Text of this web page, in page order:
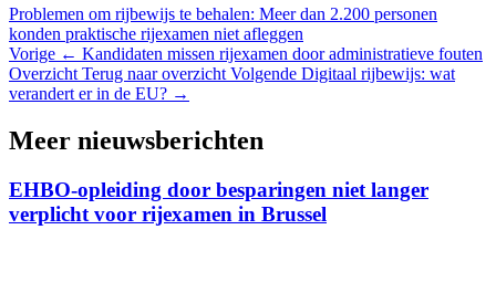
Problemen om rijbewijs te behalen: Meer dan 2.200 personen
konden praktische rijexamen niet afleggen
Vorige ← Kandidaten missen rijexamen door administratieve fouten
Overzicht Terug naar overzicht Volgende Digitaal rijbewijs: wat
verandert er in de EU? →
Meer nieuwsberichten
EHBO-opleiding door besparingen niet langer
verplicht voor rijexamen in Brussel